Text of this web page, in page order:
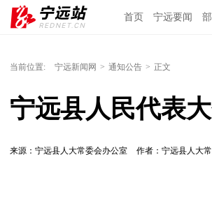
首页 宁远要闻
当前位置: 宁远新闻网 > 通知公告 > 正文
宁远县人民代表
来源：宁远县人大常委会办公室 作者：宁远县人大